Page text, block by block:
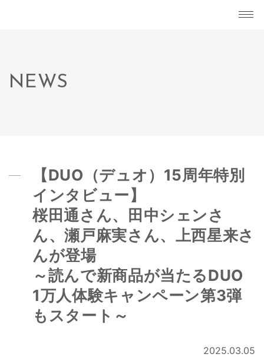
NEWS
【DUO（デュオ）15周年特別
インタビュー】
桜田通さん、田中シェンさ
ん、瀬戸麻実さん、上西星来さ
んが登場
～読んで新商品が当たるDUO
1万人体験キャンペーン第3弾
もスタート～
2025.03.05